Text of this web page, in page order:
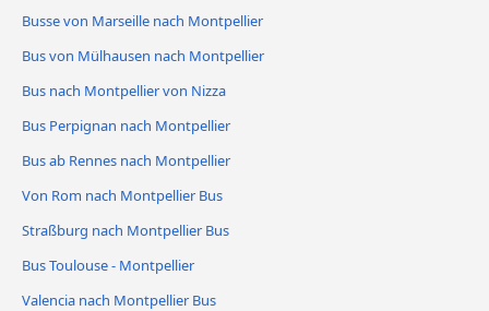
Busse von Marseille nach Montpellier
Bus von Mülhausen nach Montpellier
Bus nach Montpellier von Nizza
Bus Perpignan nach Montpellier
Bus ab Rennes nach Montpellier
Von Rom nach Montpellier Bus
Straßburg nach Montpellier Bus
Bus Toulouse - Montpellier
Valencia nach Montpellier Bus